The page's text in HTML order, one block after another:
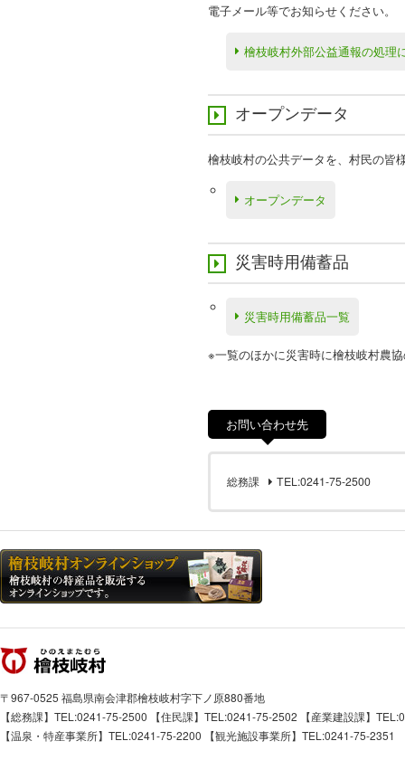
電子メール等でお知らせください。
檜枝岐村外部公益通報の処理
オープンデータ
檜枝岐村の公共データを、村民の皆
オープンデータ
災害時用備蓄品
災害時用備蓄品一覧
※一覧のほかに災害時に檜枝岐村農
お問い合わせ先
総務課 TEL:0241-75-2500
〒967-0525 福島県南会津郡檜枝岐村字下ノ原880番地
【総務課】TEL:0241-75-2500 【住民課】TEL:0241-75-2502 【産業建設課】
【温泉・特産事業所】TEL:0241-75-2200 【観光施設事業所】TEL:0241-75-2351